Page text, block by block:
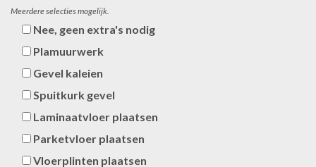
Meerdere selecties mogelijk.
Nee, geen extra's nodig
Plamuurwerk
Gevel kaleien
Spuitkurk gevel
Laminaatvloer plaatsen
Parketvloer plaatsen
Vloerplinten plaatsen